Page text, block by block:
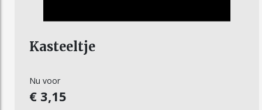
Kasteeltje
Nu voor
€ 3,15